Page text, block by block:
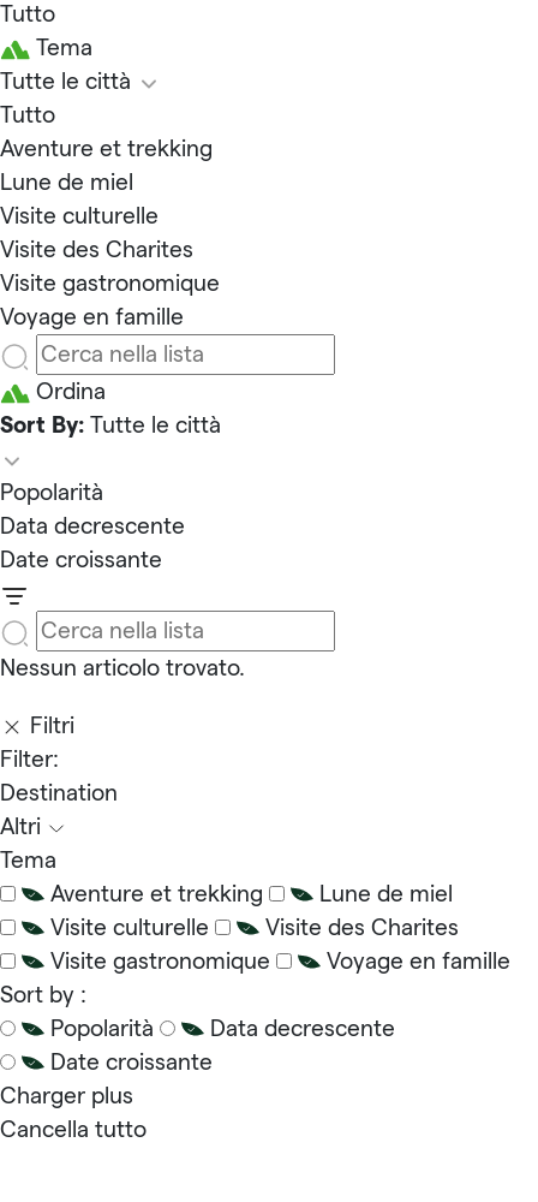
Tutto
Tema
Tutte le città
Tutto
Aventure et trekking
Lune de miel
Visite culturelle
Visite des Charites
Visite gastronomique
Voyage en famille
Ordina
Sort By: Tutte le città
Popolarità
Data decrescente
Date croissante
Nessun articolo trovato.
Filtri
Filter:
Destination
Altri
Tema
Aventure et trekking
Lune de miel
Visite culturelle
Visite des Charites
Visite gastronomique
Voyage en famille
Sort by :
Popolarità
Data decrescente
Date croissante
Charger plus
Cancella tutto